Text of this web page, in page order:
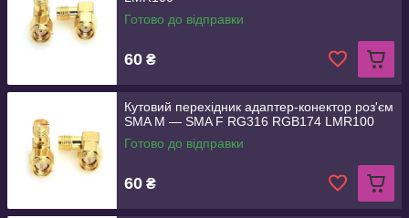
Готово до відправки
60 ₴
Кутовий перехідник адаптер-конектор роз'єм
SMA M — SMA F RG316 RGB174 LMR100
Готово до відправки
60 ₴